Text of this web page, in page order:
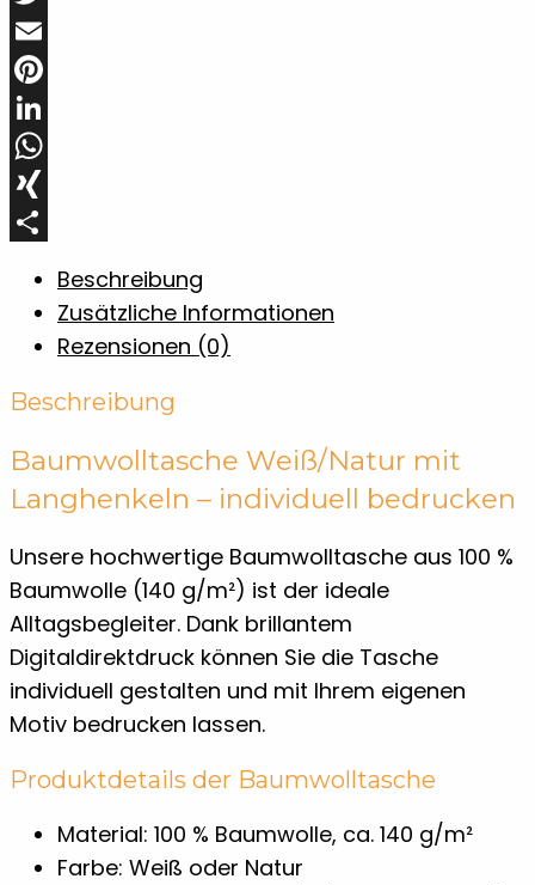
Twitter
Email
Pinterest
LinkedIn
WhatsApp
XING
Beschreibung
Zusätzliche Informationen
Rezensionen (0)
Beschreibung
Baumwolltasche Weiß/Natur mit
Langhenkeln – individuell bedrucken
Unsere hochwertige Baumwolltasche aus 100 %
Baumwolle (140 g/m²) ist der ideale
Alltagsbegleiter. Dank brillantem
Digitaldirektdruck können Sie die Tasche
individuell gestalten und mit Ihrem eigenen
Motiv bedrucken lassen.
Produktdetails der Baumwolltasche
Material: 100 % Baumwolle, ca. 140 g/m²
Farbe: Weiß oder Natur